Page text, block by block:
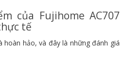
của Fujihome AC707
tế
hoàn hảo, và đây là những đánh giá